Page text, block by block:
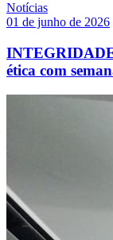
Notícias
01 de junho de 2026
ética com